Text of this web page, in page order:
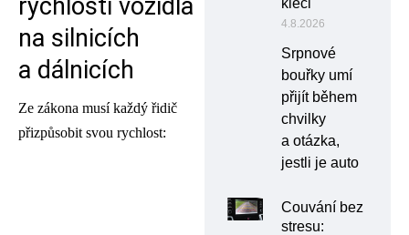
rychlosti vozidla
na silnicích
a dálnicích
Ze zákona musí každý řidič
přizpůsobit svou rychlost:
kleci
4.8.2026
Srpnové
bouřky umí
přijít během
chvilky
a otázka,
jestli je auto
Couvání bez
stresu: